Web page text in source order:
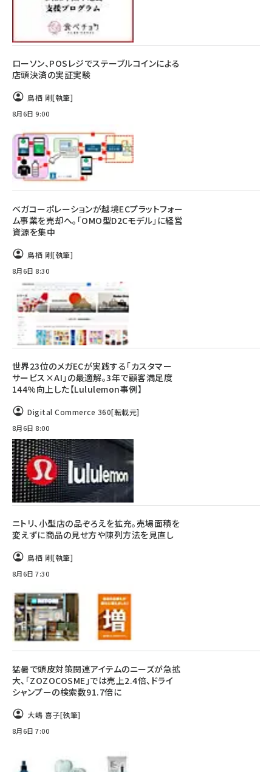
ローソン、POSレジでステーブルコインによる
店頭決済の実証実験
鳥栖 剛[執筆]
8月6日 9:00
ベガコーポレーションが越境ECプラットフォー
ム事業を売却へ。「OMO型D2Cモデル」に経営
資源を集中
鳥栖 剛[執筆]
8月6日 8:30
世界23位のメガECが実践する「カスタマー
サービス×AI」の最適解。3年で顧客満足度
144%向上した【Lululemon事例】
Digital Commerce 360[転載元]
8月6日 8:00
ニトリ、小型店の品ぞろえを拡充。売場面積を
変えずに商品の見せ方や陳列方法を見直し
鳥栖 剛[執筆]
8月6日 7:30
猛暑で頭皮対策関連アイテムのニーズが急拡
大、「ZOZOCOSME」では売上2.4倍、ドライ
シャンプーの検索数91.7倍に
大嶋 喜子[執筆]
8月6日 7:00